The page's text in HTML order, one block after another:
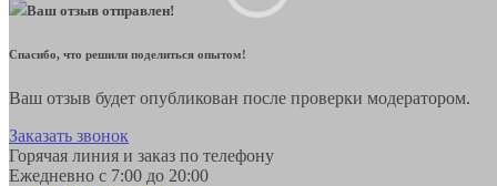
Ваш отзыв отправлен!
Спасибо, что решили поделиться опытом!
Ваш отзыв будет опубликован после проверки модератором.
Заказать звонок
Горячая линия и заказ по телефону
Ежедневно с 7:00 до 20:00